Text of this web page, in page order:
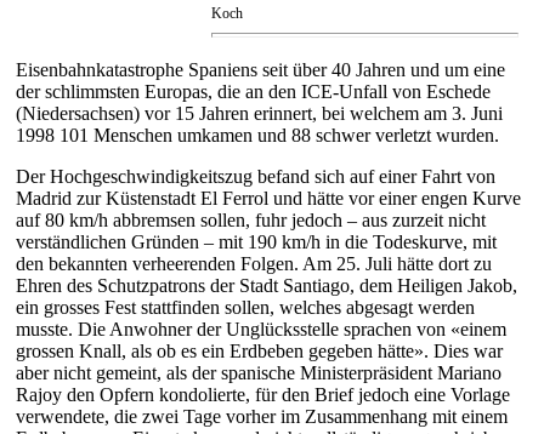
Koch
Eisenbahnkatastrophe Spaniens seit über 40 Jahren und um eine
der schlimmsten Europas, die an den ICE-Unfall von Eschede
(Niedersachsen) vor 15 Jahren erinnert, bei welchem am 3. Juni
1998 101 Menschen umkamen und 88 schwer verletzt wurden.
Der Hochgeschwindigkeitszug befand sich auf einer Fahrt von
Madrid zur Küstenstadt El Ferrol und hätte vor einer engen Kurve
auf 80 km/h abbremsen sollen, fuhr jedoch – aus zurzeit nicht
verständlichen Gründen – mit 190 km/h in die Todeskurve, mit
den bekannten verheerenden Folgen. Am 25. Juli hätte dort zu
Ehren des Schutzpatrons der Stadt Santiago, dem Heiligen Jakob,
ein grosses Fest stattfinden sollen, welches abgesagt werden
musste. Die Anwohner der Unglücksstelle sprachen von «einem
grossen Knall, als ob es ein Erdbeben gegeben hätte». Dies war
aber nicht gemeint, als der spanische Ministerpräsident Mariano
Rajoy den Opfern kondolierte, für den Brief jedoch eine Vorlage
verwendete, die zwei Tage vorher im Zusammenhang mit einem